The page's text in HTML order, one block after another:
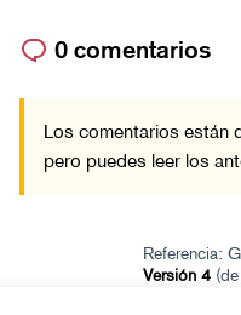
0 comentarios
Los comentarios están
pero puedes leer los
Referencia:
Versión 4